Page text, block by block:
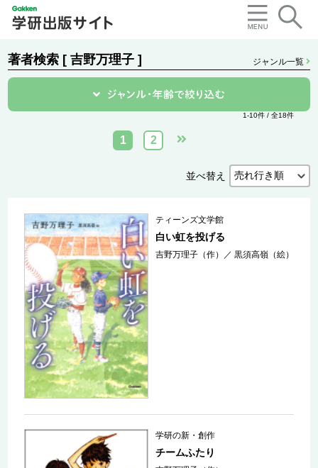
著者検索 [ 吉野万理子 ] ジャンル一覧
1-10件 / 全18件
1 2
並べ替え
ティーンズ文学館
白い虹を投げる
吉野万理子（作） ／黒須高嶺（絵）
学研の新・創作
チームふたり